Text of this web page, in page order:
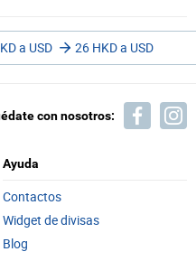
a USD 26 HKD a USD
con nosotros:
Ayuda
Contactos
Widget de divisas
Blog